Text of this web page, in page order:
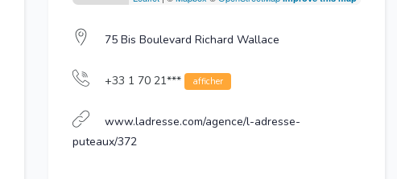
75 Bis Boulevard Richard Wallace
+33 1 70 21*** afficher
www.ladresse.com/agence/l-adresse-
puteaux/372